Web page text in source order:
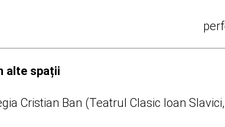
alte spații
Cristian Ban (Teatrul Clasic Ioan